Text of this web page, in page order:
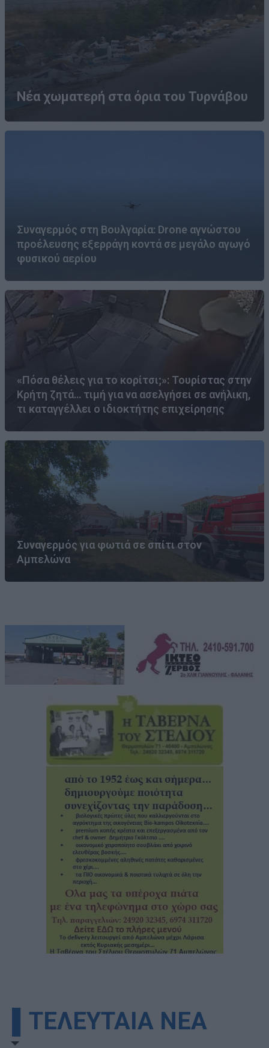
Νέα χωματερή στα όρια του Τυρνάβου
Συναγερμός στη Βουλγαρία: Drone αγνώστου
προέλευσης εξερράγη κοντά σε μεγάλο αγωγό
φυσικού αερίου
«Πόσα θέλεις για το κορίτσι;»: Τουρίστας στην
Κρήτη ζητά… τιμή για να ασελγήσει σε ανήλικη,
τι καταγγέλλει ο ιδιοκτήτης επιχείρησης
Συναγερμός για φωτιά σε σπίτι στον
Αμπελώνα
▌ΤΕΛΕΥΤΑΙΑ ΝΕΑ